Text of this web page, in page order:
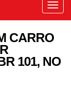
CARRO
101, NO